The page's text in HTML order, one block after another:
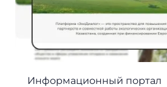
Информационный портал